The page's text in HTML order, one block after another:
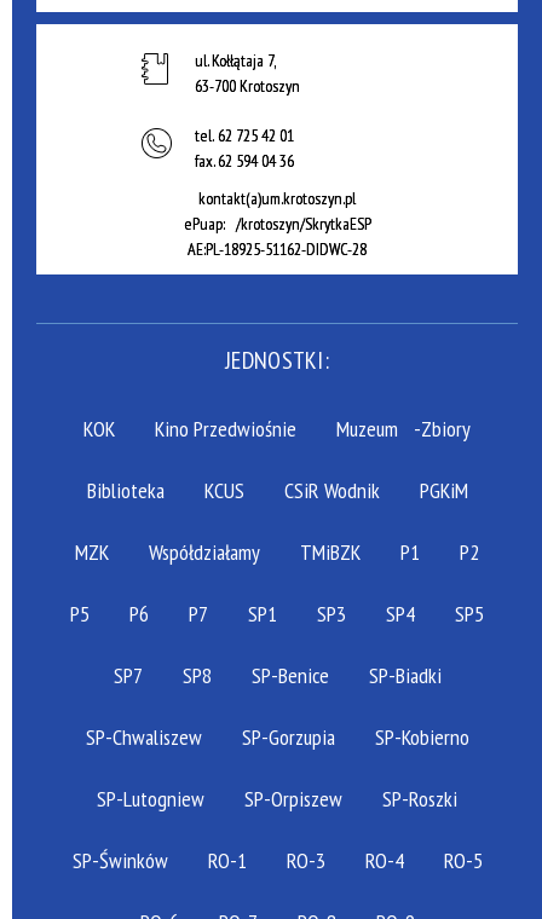
ul. Kołłątaja 7,
63-700 Krotoszyn
tel.62 725 42 01
fax.62 594 04 36
kontakt(a)um.krotoszyn.pl
ePuap: /krotoszyn/SkrytkaESP
AE:PL-18925-51162-DIDWC-28
JEDNOSTKI:
KOK Kino Przedwiośnie Muzeum -Zbiory
Biblioteka KCUS CSiR Wodnik PGKiM
MZK Współdziałamy TMiBZK P1 P2
P5 P6 P7 SP1 SP3 SP4 SP5
SP7 SP8 SP-Benice SP-Biadki
SP-Chwaliszew SP-Gorzupia SP-Kobierno
SP-Lutogniew SP-Orpiszew SP-Roszki
SP-Świnków RO-1 RO-3 RO-4 RO-5